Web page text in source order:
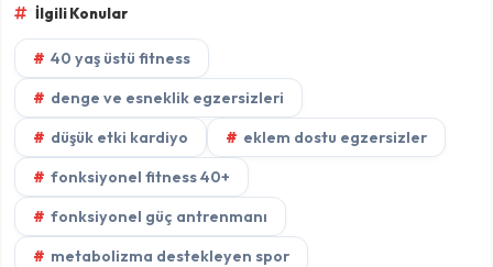
İlgili Konular
40 yaş üstü fitness
denge ve esneklik egzersizleri
düşük etki kardiyo
eklem dostu egzersizler
fonksiyonel fitness 40+
fonksiyonel güç antrenmanı
metabolizma destekleyen spor